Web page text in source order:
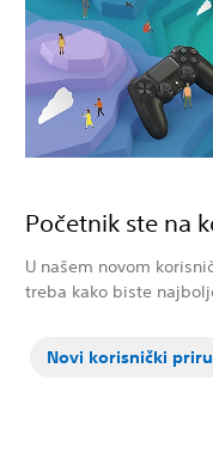
Početnik ste na
U našem novom
treba kako biste
Novi korisnički